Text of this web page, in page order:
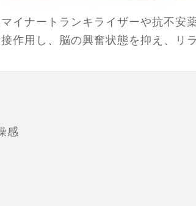
イナートランキライザーや抗不安
作用し、脳の興奮状態を抑え、リ
感